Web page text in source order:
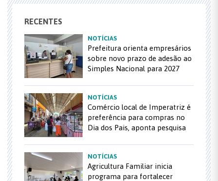
RECENTES
NOTÍCIAS
Prefeitura orienta empresários
sobre novo prazo de adesão ao
Simples Nacional para 2027
NOTÍCIAS
Comércio local de Imperatriz é
preferência para compras no
Dia dos Pais, aponta pesquisa
NOTÍCIAS
Agricultura Familiar inicia
programa para fortalecer